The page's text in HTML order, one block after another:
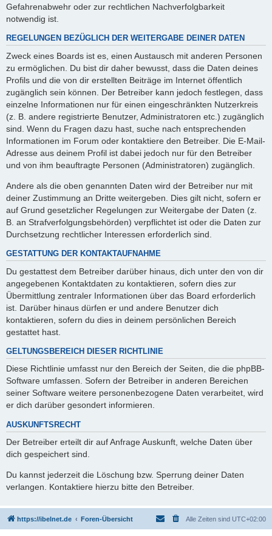
Gefahrenabwehr oder zur rechtlichen Nachverfolgbarkeit
notwendig ist.
REGELUNGEN BEZÜGLICH DER WEITERGABE DEINER DATEN
Zweck eines Boards ist es, einen Austausch mit anderen Personen
zu ermöglichen. Du bist dir daher bewusst, dass die Daten deines
Profils und die von dir erstellten Beiträge im Internet öffentlich
zugänglich sein können. Der Betreiber kann jedoch festlegen, dass
einzelne Informationen nur für einen eingeschränkten Nutzerkreis
(z. B. andere registrierte Benutzer, Administratoren etc.) zugänglich
sind. Wenn du Fragen dazu hast, suche nach entsprechenden
Informationen im Forum oder kontaktiere den Betreiber. Die E-Mail-
Adresse aus deinem Profil ist dabei jedoch nur für den Betreiber
und von ihm beauftragte Personen (Administratoren) zugänglich.
Andere als die oben genannten Daten wird der Betreiber nur mit
deiner Zustimmung an Dritte weitergeben. Dies gilt nicht, sofern er
auf Grund gesetzlicher Regelungen zur Weitergabe der Daten (z.
B. an Strafverfolgungsbehörden) verpflichtet ist oder die Daten zur
Durchsetzung rechtlicher Interessen erforderlich sind.
GESTATTUNG DER KONTAKTAUFNAHME
Du gestattest dem Betreiber darüber hinaus, dich unter den von dir
angegebenen Kontaktdaten zu kontaktieren, sofern dies zur
Übermittlung zentraler Informationen über das Board erforderlich
ist. Darüber hinaus dürfen er und andere Benutzer dich
kontaktieren, sofern du dies in deinem persönlichen Bereich
gestattet hast.
GELTUNGSBEREICH DIESER RICHTLINIE
Diese Richtlinie umfasst nur den Bereich der Seiten, die die phpBB-
Software umfassen. Sofern der Betreiber in anderen Bereichen
seiner Software weitere personenbezogene Daten verarbeitet, wird
er dich darüber gesondert informieren.
AUSKUNFTSRECHT
Der Betreiber erteilt dir auf Anfrage Auskunft, welche Daten über
dich gespeichert sind.
Du kannst jederzeit die Löschung bzw. Sperrung deiner Daten
verlangen. Kontaktiere hierzu bitte den Betreiber.
https://ibelnet.de Foren-Übersicht Alle Zeiten sind UTC+02:00